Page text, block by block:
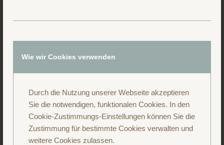
Wie wir Cookies verwenden
Durch die Nutzung unserer Webseite akzeptieren
Sie die notwendigen, funktionalen Cookies. In den
Cookie-Zustimmungs-Einstellungen können Sie die
Zustimmung für bestimmte Cookies verwalten und
weitere Cookies zulassen.
Folge uns auf Instagram